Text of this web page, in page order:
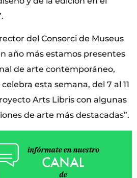
del Consorci de Museus
año más estamos presentes
de arte contemporáneo,
esta semana, del 7 al 11
Arts Libris con algunas
de arte más destacadas”.